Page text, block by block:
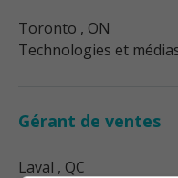
Toronto , ON
Technologies et
Gérant de ventes
Laval , QC